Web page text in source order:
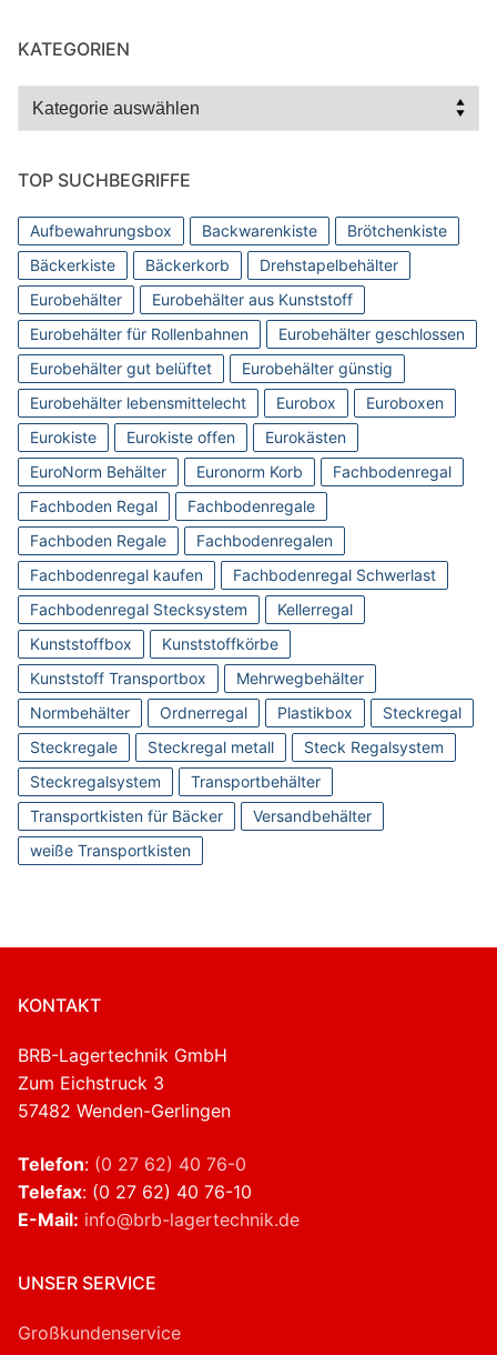
KATEGORIEN
Kategorien
TOP SUCHBEGRIFFE
Aufbewahrungsbox Backwarenkiste
Brötchenkiste
Bäckerkiste
Bäckerkorb
Drehstapelbehälter
Eurobehälter
Eurobehälter aus Kunststoff
Eurobehälter für Rollenbahnen
Eurobehälter geschlossen
Eurobehälter gut belüftet
Eurobehälter günstig
Eurobehälter lebensmittelecht
Eurobox
Euroboxen
Eurokiste
Eurokiste offen
Eurokästen
EuroNorm Behälter
Euronorm Korb
Fachbodenregal
Fachboden Regal
Fachbodenregale
Fachboden Regale
Fachbodenregalen
Fachbodenregal kaufen
Fachbodenregal Schwerlast
Fachbodenregal Stecksystem
Kellerregal
Kunststoffbox
Kunststoffkörbe
Kunststoff Transportbox
Mehrwegbehälter
Normbehälter
Ordnerregal Plastikbox
Steckregal
Steckregale
Steckregal metall
Steck Regalsystem
Steckregalsystem
Transportbehälter
Transportkisten für Bäcker
Versandbehälter
weiße Transportkisten
KONTAKT
BRB-Lagertechnik GmbH
Zum Eichstruck 3
57482 Wenden-Gerlingen
Telefon: (0 27 62) 40 76-0
Telefax: (0 27 62) 40 76-10
E-Mail: info@brb-lagertechnik.de
UNSER SERVICE
Großkundenservice